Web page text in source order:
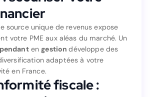
source unique de revenus expose
votre PME aux aléas du marché. Un
engestiondéveloppe des
adaptées à votre
en France.
fiscale :
: sécuriser votre
avenir financier
source unique de revenus expose
votre PME aux aléas du marché. Un
assistant indépendant
en
gestion
de diversification adaptées à votre
secteur d’activité en France.